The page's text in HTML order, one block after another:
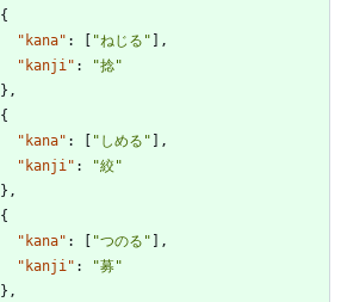
{
"kana" : "ねじる"
,
"kanji" :
"捻"
} ,
{
"kana" : "しめる"
,
"kanji" :
"絞"
} ,
{
"kana" : "つのる"
,
"kanji" :
"募"
} ,